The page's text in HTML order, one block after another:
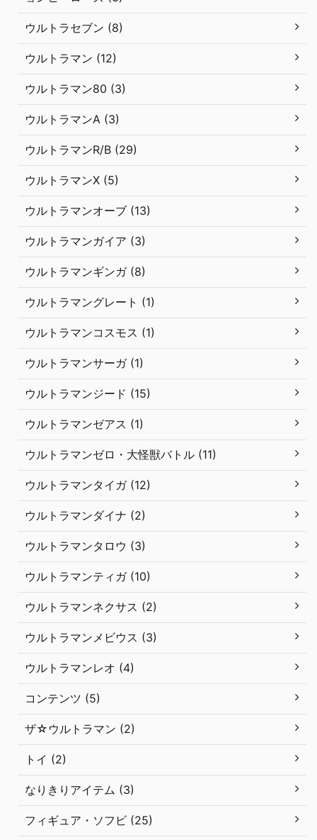
ウルトラセブン (8)
ウルトラマン (12)
ウルトラマン80 (3)
ウルトラマンA (3)
ウルトラマンR/B (29)
ウルトラマンX (5)
ウルトラマンオーブ (13)
ウルトラマンガイア (3)
ウルトラマンギンガ (8)
ウルトラマングレート (1)
ウルトラマンコスモス (1)
ウルトラマンサーガ (1)
ウルトラマンジード (15)
ウルトラマンゼアス (1)
ウルトラマンゼロ・大怪獣バトル (11)
ウルトラマンタイガ (12)
ウルトラマンダイナ (2)
ウルトラマンタロウ (3)
ウルトラマンティガ (10)
ウルトラマンネクサス (2)
ウルトラマンメビウス (3)
ウルトラマンレオ (4)
コンテンツ (5)
ザ☆ウルトラマン (2)
トイ (2)
なりきりアイテム (3)
フィギュア・ソフビ (25)